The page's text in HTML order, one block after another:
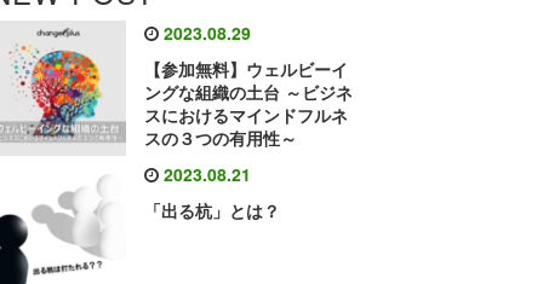
2023.08.29
【参加無料】ウェルビーイ
ングな組織の土台 ～ビジネ
スにおけるマインドフルネ
スの３つの有用性～
2023.08.21
「出る杭」とは？